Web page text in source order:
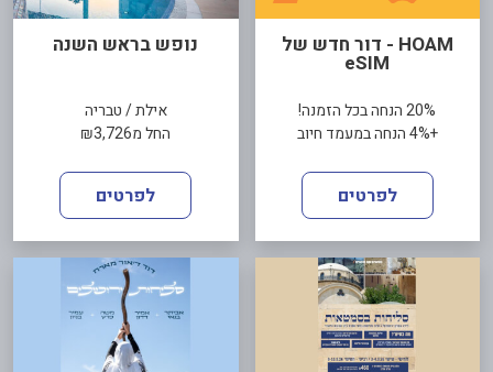
HOAM - דור חדש של
eSIM
20% הנחה בכל הזמנה!
+4% הנחה במעמד חיוב
לפרטים
נופש בראש השנה
אילת / טבריה
החל מ₪3,726
לפרטים